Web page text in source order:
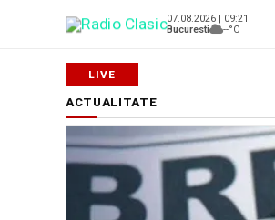
07.08.2026 | 09:21
Bucuresti
--°C
ACTUALITATE